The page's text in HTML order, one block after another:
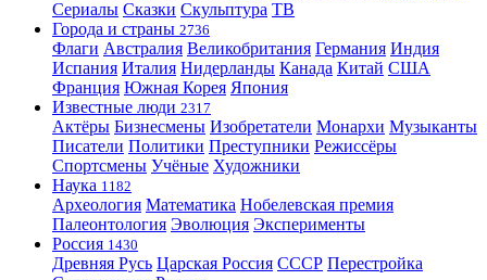
Сериалы Сказки Скульптура ТВ
Города и страны 2736
Флаги Австралия Великобритания Германия Индия
Испания Италия Нидерланды Канада Китай США
Франция Южная Корея Япония
Известные люди 2317
Актёры Бизнесмены Изобретатели Монархи Музыканты
Писатели Политики Преступники Режиссёры
Спортсмены Учёные Художники
Наука 1182
Археология Математика Нобелевская премия
Палеонтология Эволюция Эксперименты
Россия 1430
Древняя Русь Царская Россия СССР Перестройка